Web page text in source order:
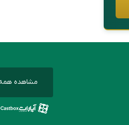
مشاهده